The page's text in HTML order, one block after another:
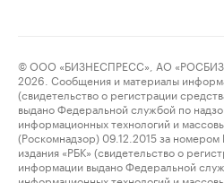
© ООО «БИЗНЕСПРЕСС», АО
2026. Сообщения и материалы
(свидетельство о регистрации
выдано Федеральной службой по
информационных технологий и
(Роскомнадзор) 09.12.2015 за
издания «РБК» (свидетельство о
информации выдано Федеральной